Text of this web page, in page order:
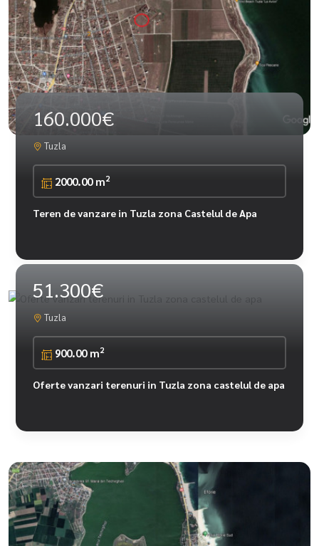
160.000€
Tuzla
2000.00 m2
Teren de vanzare in Tuzla zona Castelul de Apa
51.300€
Tuzla
900.00 m2
Oferte vanzari terenuri in Tuzla zona castelul de apa